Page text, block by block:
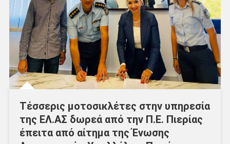
Τέσσερις μοτοσικλέτες στην υπηρεσία
της ΕΛ.ΑΣ δωρεά από την Π.Ε. Πιερίας
έπειτα από αίτημα της Ένωσης